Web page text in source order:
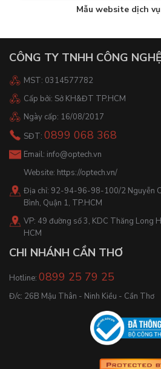
Mẫu website dịch
CÔNG TY TNHH CÔNG
MST: 0314577782
Cấp bởi: Sở KH&ĐT TP.HCM
Ngày cấp: 16/08/2017
SĐT: 0899 068 368
Email: info@optech.vn
Website: https://optech.vn/
Địa chỉ: 92-94-96-98-100/2 Nguyễn
Bình, Quận 1, TP.HCM
VP: 49 đường số 3, KDC Thăng Long
HCM
CHI NHÁNH CẦN THƠ
Hotline: 0899 25 79 25
Đ/c: 26B Mậu Thân - Ninh Kiều - Cần Thơ